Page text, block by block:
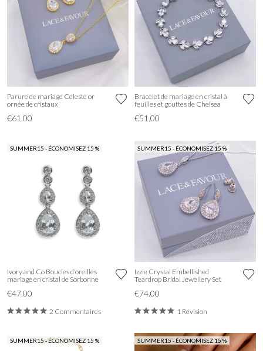
Parure de mariage Celeste or
ornée de cristaux
€61.00
Bracelet de mariage en cristal à
feuilles et gouttes de Chelsea
€51.00
SUMMER15 - ÉCONOMISEZ 15 %
Ivory and Co Boucles d'oreilles
mariage en cristal de Sorbonne
€47.00
2 Commentaires
SUMMER15 - ÉCONOMISEZ 15 %
Izzie Crystal Embellished
Teardrop Bridal Jewellery Set
€74.00
1 Révision
SUMMER15 - ÉCONOMISEZ 15 % SUMMER15 - ÉCONOMISEZ 15 %